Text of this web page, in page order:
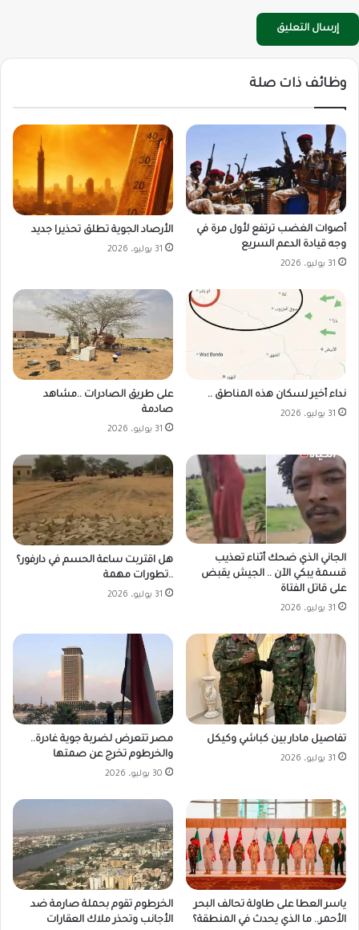
وظائف ذات صلة
أصوات الغضب ترتفع لأول مرة في
وجه قيادة الدعم السريع
31 يوليو، 2026
الأرصاد الجوية تطلق تحذيرا جديد
31 يوليو، 2026
نداء أخير لسكان هذه المناطق ..
31 يوليو، 2026
على طريق الصادرات ..مشاهد
صادمة
31 يوليو، 2026
الجاني الذي ضحك أثناء تعذيب
قسمة يبكي الآن .. الجيش يقبض
على قاتل الفتاة
31 يوليو، 2026
هل اقتربت ساعة الحسم في دارفور؟
..تطورات مهمة
31 يوليو، 2026
تفاصيل مادار بين كباشي وكيكل
31 يوليو، 2026
مصر تتعرض لضربة جوية غادرة..
والخرطوم تخرج عن صمتها
30 يوليو، 2026
ياسر العطا على طاولة تحالف البحر
الأحمر.. ما الذي يحدث في المنطقة؟
الخرطوم تقوم بحملة صارمة ضد
الأجانب وتحذر ملاك العقارات